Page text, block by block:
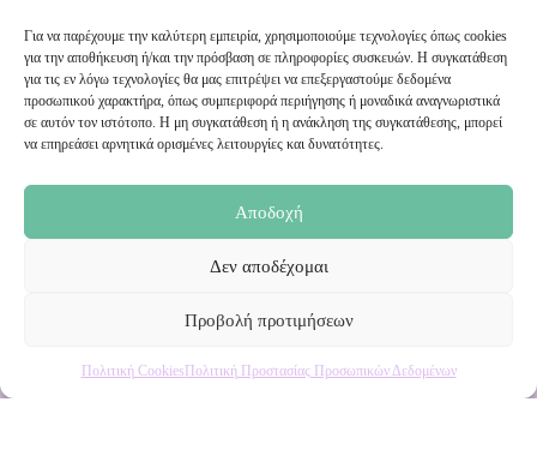
Για να παρέχουμε την καλύτερη εμπειρία, χρησιμοποιούμε τεχνολογίες όπως cookies
για την αποθήκευση ή/και την πρόσβαση σε πληροφορίες συσκευών. Η συγκατάθεση
για τις εν λόγω τεχνολογίες θα μας επιτρέψει να επεξεργαστούμε δεδομένα
προσωπικού χαρακτήρα, όπως συμπεριφορά περιήγησης ή μοναδικά αναγνωριστικά
σε αυτόν τον ιστότοπο. Η μη συγκατάθεση ή η ανάκληση της συγκατάθεσης, μπορεί
να επηρεάσει αρνητικά ορισμένες λειτουργίες και δυνατότητες.
Αποδοχή
Δεν αποδέχομαι
Προβολή προτιμήσεων
Πολιτική Cookies Πολιτική Προστασίας Προσωπικών Δεδομένων
Εγγραφή στο Newsletter μας
Ενημερωθείτε πρώτοι για εκπτώσεις και αποκλειστικές